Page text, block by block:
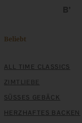
Beliebt
ALL TIME CLASSICS
ZIMTLIEBE
SÜSSES GEBÄCK
HERZHAFTES BACKEN